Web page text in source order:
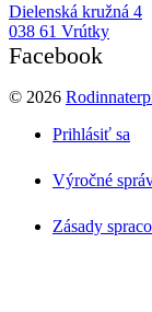
Dielenská kružná 4
038 61 Vrútky
Facebook
© 2026
Prihlásiť sa
Výročné
Zásady